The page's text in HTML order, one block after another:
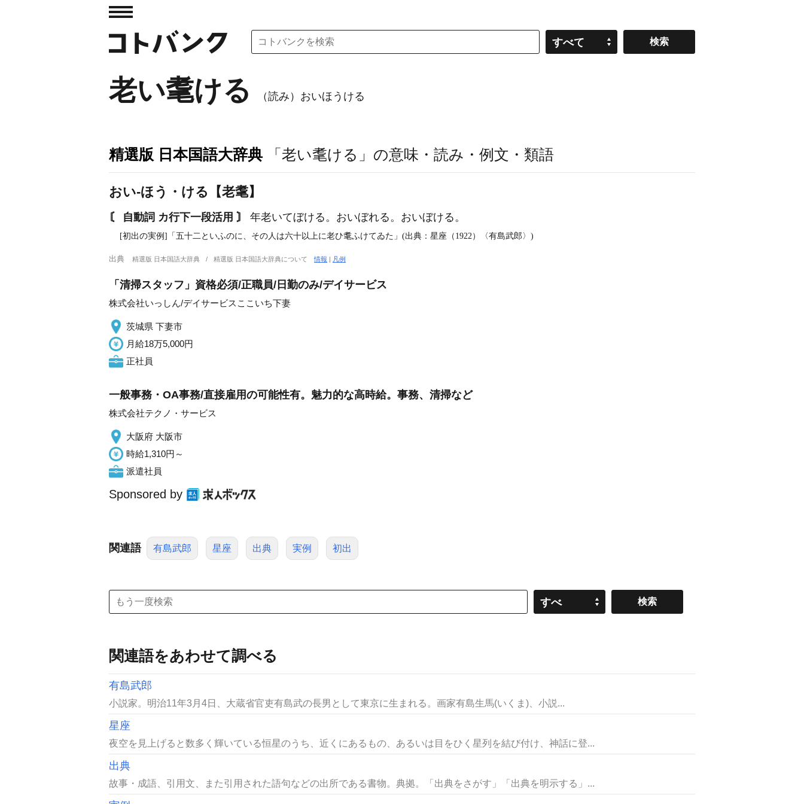
すべて
老い耄ける （読み）おいほうける
精選版 日本国語大辞典 「老い耄ける」の意味・読み・例文・類語
おい‐ほう・ける【老耄】
〘 自動詞 カ行下一段活用 〙 年老いてぼける。おいぼれる。おいぼける。
[初出の実例]「五十二といふのに、その人は六十以上に老ひ耄ふけてゐた」(出典：星座（1922）〈有島武郎〉)
出典 精選版 日本国語大辞典 精選版 日本国語大辞典について情報 | 凡例
「清掃スタッフ」資格必須/正職員/日勤のみ/デイサービス
株式会社いっしん/デイサービスここいち下妻
茨城県 下妻市
月給18万5,000円
正社員
一般事務・OA事務/直接雇用の可能性有。魅力的な高時給。事務、清掃など
株式会社テクノ・サービス
大阪府 大阪市
時給1,310円～
派遣社員
Sponsored by
関連語 有島武郎 星座 出典 実例 初出
すべ
関連語をあわせて調べる
有島武郎
小説家。明治11年3月4日、大蔵省官吏有島武の長男として東京に生まれる。画家有島生馬(いくま)、小説...
星座
夜空を見上げると数多く輝いている恒星のうち、近くにあるもの、あるいは目をひく星列を結び付け、神話に登...
出典
故事・成語、引用文、また引用された語句などの出所である書物。典拠。「出典をさがす」「出典を明示する」...